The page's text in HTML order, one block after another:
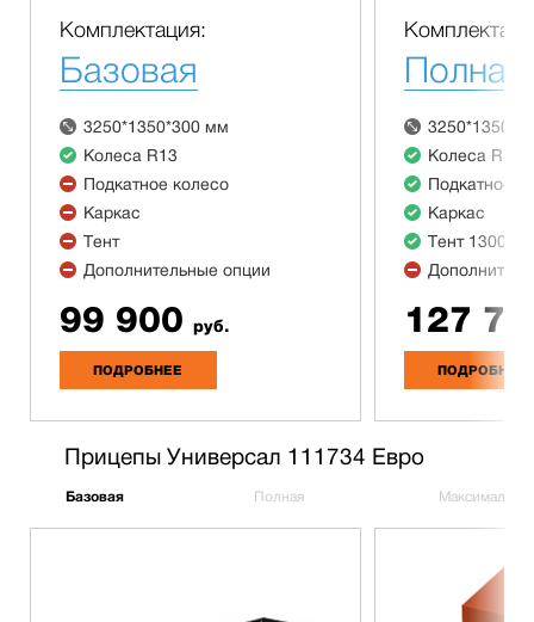
Комплектация:
Базовая
3250*1350*300 мм
Колеса R13
Подкатное колесо
Каркас
Тент
Дополнительные опции
99 900 руб.
ПОДРОБНЕЕ
Полная
Колеса R13
Подкатное
Каркас
Тент 1300 мм
127
ПОДРОБНЕЕ
Прицепы Универсал 111734 Евро
Базовая Полная Максимальная